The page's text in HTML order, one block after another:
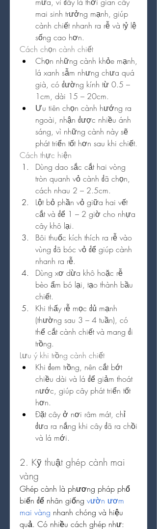
mai sinh trưởng mạnh, giúp
cành chiết nhanh ra rễ và tỷ lệ
sống cao hơn.
Cách chọn cành chiết
Chọn những cành khỏe mạnh,
lá xanh sẫm nhưng chưa quá
già, có đường kính từ 0.5 –
1cm, dài 15 – 20cm.
Ưu tiên chọn cành hướng ra
ngoài, nhận được nhiều ánh
sáng, vì những cành này sẽ
phát triển tốt hơn sau khi chiết.
Cách thực hiện
Dùng dao sắc cắt hai vòng
tròn quanh vỏ cành đã chọn,
cách nhau 2 – 2.5cm.
Lột bỏ phần vỏ giữa hai vết
cắt và để 1 – 2 giờ cho nhựa
cây khô lại.
Bôi thuốc kích thích ra rễ vào
vùng đã bóc vỏ để giúp cành
nhanh ra rễ.
Dùng xơ dừa khô hoặc rễ
bèo ẩm bó lại, tạo thành bầu
chiết.
Khi thấy rễ mọc đủ mạnh
(thường sau 3 – 4 tuần), có
thể cắt cành chiết và mang đi
trồng.
Lưu ý khi trồng cành chiết
Khi đem trồng, nên cắt bớt
chiều dài và lá để giảm thoát
nước, giúp cây phát triển tốt
hơn.
Đặt cây ở nơi râm mát, chỉ
đưa ra nắng khi cây đã ra chồi
và lá mới.
2. Kỹ thuật ghép cành mai
vàng
Ghép cành là phương pháp phổ
biến để nhân giống vườn ươm
mai vàng nhanh chóng và hiệu
quả. Có nhiều cách ghép như: